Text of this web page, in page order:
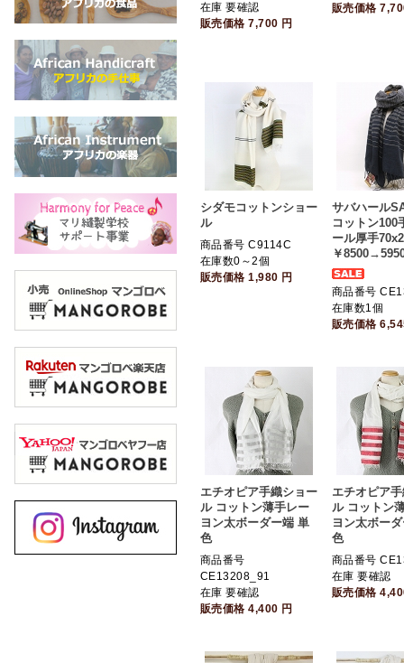
在庫 要確認
販売価格7,700 円
販売価格
シダモコットンショー
ル
商品番号 C9114C
在庫数0～2個
販売価格1,980 円
サバハール
コットン100
ール厚手
￥
商品番号
在庫数1個
販売価格
エチオピア手織ショー
ル コットン薄手レー
ヨン太ボーダー端 単
色
商品番号
CE13208_91
在庫 要確認
販売価格4,400 円
エチオピア
ル コットン
ヨン太ボー
色
商品番号
在庫 要確認
販売価格